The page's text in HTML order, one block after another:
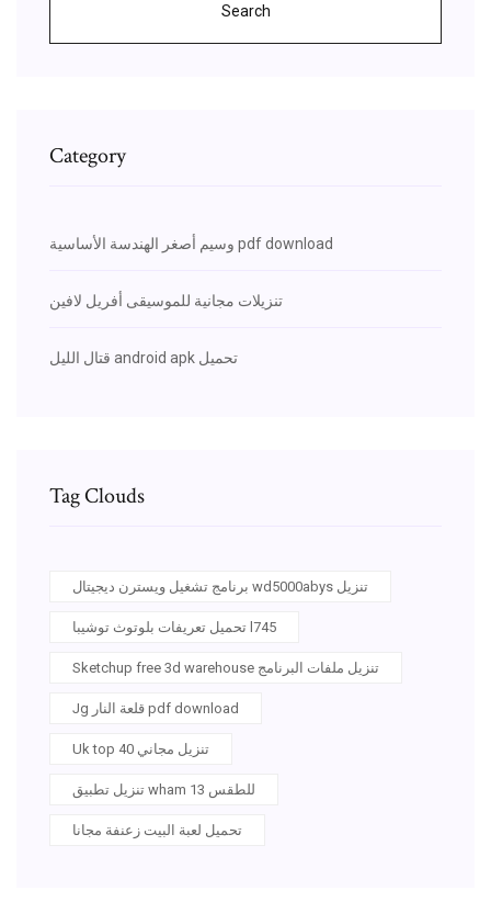
Search
Category
وسيم أصغر الهندسة الأساسية pdf download
تنزيلات مجانية للموسيقى أفريل لافين
قتال الليل android apk تحميل
Tag Clouds
برنامج تشغيل ويسترن ديجيتال wd5000abys تنزيل
تحميل تعريفات بلوتوث توشيبا l745
Sketchup free 3d warehouse تنزيل ملفات البرنامج
Jg قلعة النار pdf download
Uk top 40 تنزيل مجاني
تنزيل تطبيق wham 13 للطقس
تحميل لعبة البيت زعنفة مجانا